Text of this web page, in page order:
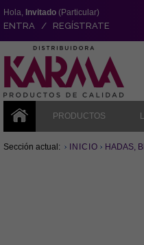
Hola, Invitado (Particular)
ENTRA / REGÍSTRATE
PRODUCTOS
Sección actual: INICIO HADAS,